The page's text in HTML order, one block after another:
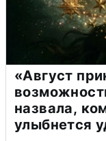
«Август
назвала,
улыбнется